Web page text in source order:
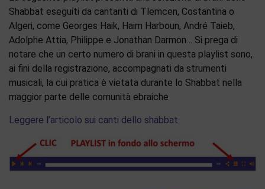
Shabbat eseguiti da cantanti di Tlemcen, Costantina o
Algeri, come Georges Haik, Haim Harboun, André Taieb,
Adolphe Attia, Philippe e Jonathan Darmon… Si prega di
notare che un certo numero di brani in questa playlist sono,
ai fini della registrazione, accompagnati da strumenti
musicali, la cui pratica è vietata durante lo Shabbat nella
maggior parte delle comunità ebraiche
Leggere l’articolo sui canti dello shabbat